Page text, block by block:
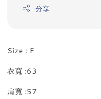
分享
Size : F
衣寬 :63
肩寬 :57